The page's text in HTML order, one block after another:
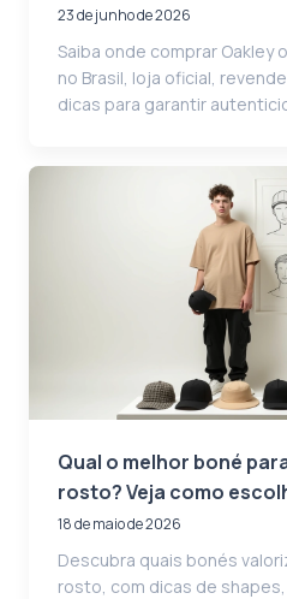
23 de junho de 2026
Saiba onde comprar Oakley
no Brasil, loja oficial,
dicas para garantir
Qual o melhor boné
rosto? Veja como
18 de maio de 2026
Descubra quais bonés
rosto, com dicas de